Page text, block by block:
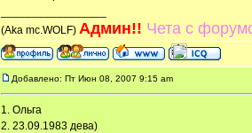
(Aka mc.WOLF) Админ!! Чета с
Добавлено: Пт Июн 08, 2007 9:15 am
1. Ольга
2. 23.09.1983 дева)